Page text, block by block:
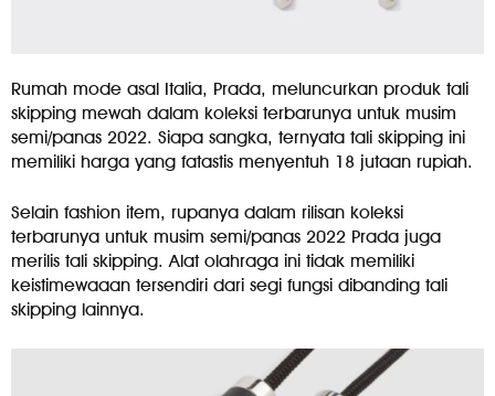
Rumah mode asal Italia, Prada, meluncurkan produk tali
skipping mewah dalam koleksi terbarunya untuk musim
semi/panas 2022. Siapa sangka, ternyata tali skipping ini
memiliki harga yang fatastis menyentuh 18 jutaan rupiah.
Selain fashion item, rupanya dalam rilisan koleksi
terbarunya untuk musim semi/panas 2022 Prada juga
merilis tali skipping. Alat olahraga ini tidak memiliki
keistimewaaan tersendiri dari segi fungsi dibanding tali
skipping lainnya.